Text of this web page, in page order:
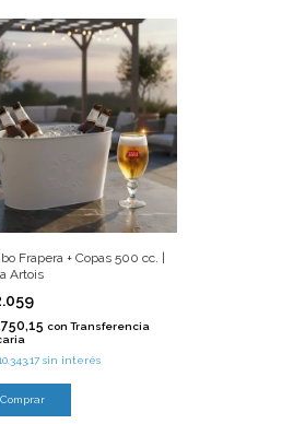
Frapera + Copas 500 cc. |
Artois
con Transferencia
sin interés